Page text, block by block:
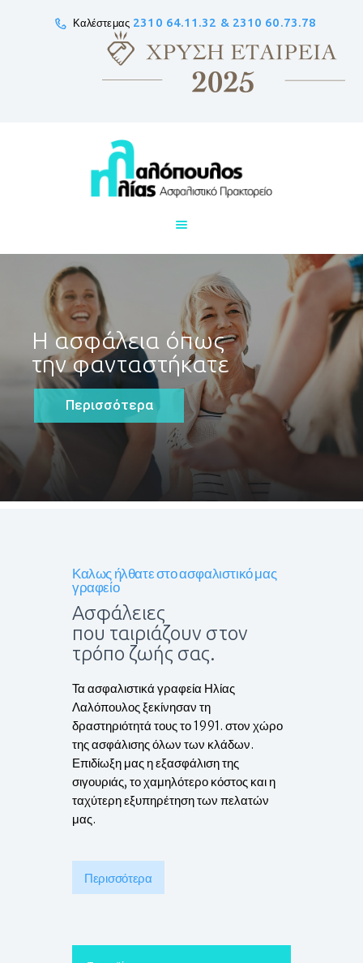
Καλέστε μας 2310 64.11.32 & 2310 60.73.78
Προϊόντα
Ειδικές καλύψεις
Επικοινωνία
Η ασφάλεια όπως
την φανταστήκατε
Περισσότερα
Καλως ήλθατε στο ασφαλιστικό μας
γραφείο
Ασφάλειες
που ταιριάζουν στον
τρόπο ζωής σας.
Τα ασφαλιστικά γραφεία Ηλίας
Λαλόπουλος ξεκίνησαν τη
δραστηριότητά τους το 1991. στον χώρο
της ασφάλισης όλων των κλάδων.
Επιδίωξη μας η εξασφάλιση της
σιγουριάς, το χαμηλότερο κόστος και η
ταχύτερη εξυπηρέτηση των πελατών
μας.
Περισσότερα